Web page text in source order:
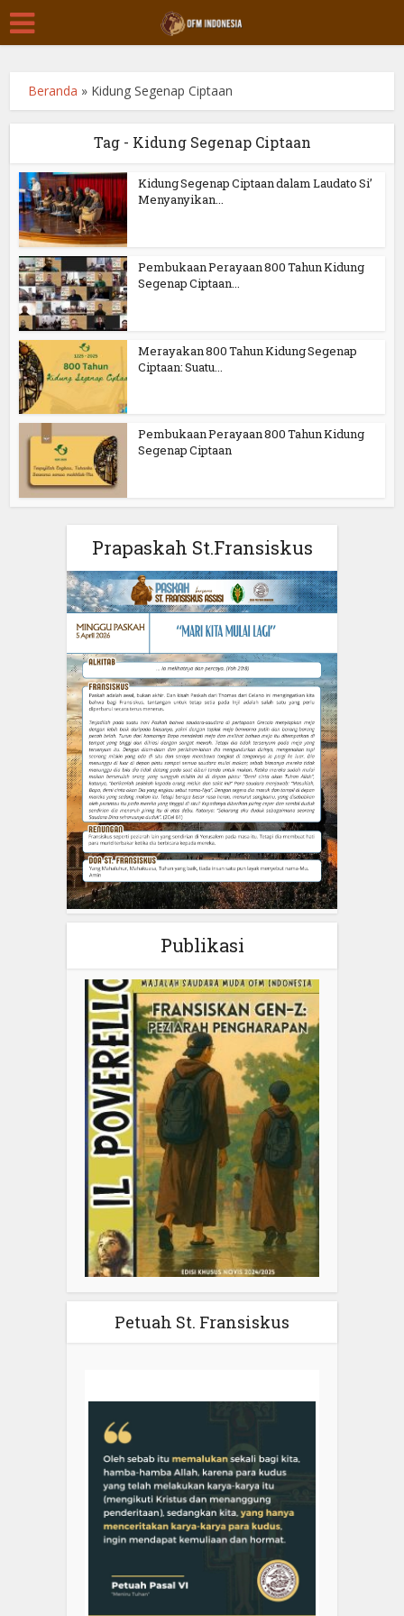
Beranda » Kidung Segenap Ciptaan
Tag - Kidung Segenap Ciptaan
Kidung Segenap Ciptaan dalam Laudato Si’
Menyanyikan...
Pembukaan Perayaan 800 Tahun Kidung
Segenap Ciptaan...
Merayakan 800 Tahun Kidung Segenap
Ciptaan: Suatu...
Pembukaan Perayaan 800 Tahun Kidung
Segenap Ciptaan
Prapaskah St.Fransiskus
Publikasi
Petuah St. Fransiskus